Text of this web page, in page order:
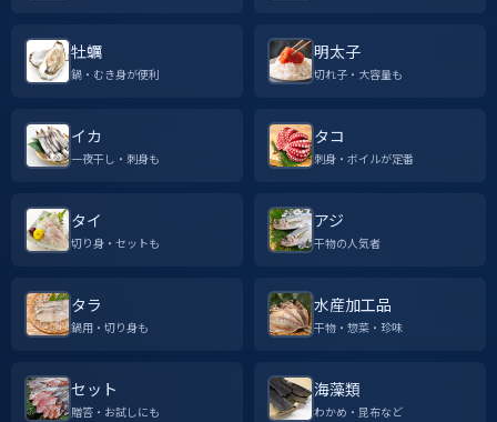
牡蠣
鍋・むき身が便利
明太子
切れ子・大容量も
イカ
一夜干し・刺身も
タコ
刺身・ボイルが定番
タイ
切り身・セットも
アジ
干物の人気者
タラ
鍋用・切り身も
水産加工品
干物・惣菜・珍味
セット
贈答・お試しにも
海藻類
わかめ・昆布など